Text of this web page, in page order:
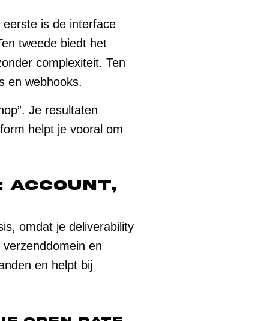
is de interface
tweede biedt het
complexiteit. Ten
en webhooks.
Je resultaten
helpt je vooral om
account,
omdat je deliverability
en
en helpt bij